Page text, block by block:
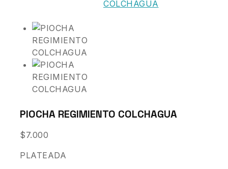
PIOCHA REGIMIENTO COLCHAGUA
$7.000
PLATEADA